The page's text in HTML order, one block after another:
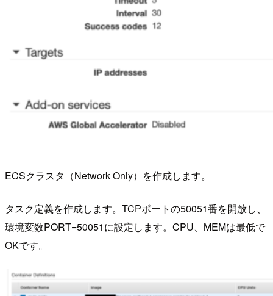
ECSクラスタ（Network Only）を作成します。
タスク定義を作成します。TCPポートの50051番を開放し、
環境変数PORT=50051に設定します。CPU、MEMは最低で
OKです。